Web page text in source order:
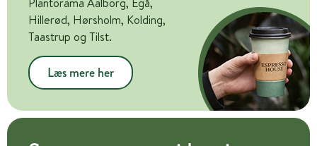
Plantorama Aalborg, Egå,
Hillerød, Hørsholm, Kolding,
Taastrup og Tilst.
Læs mere her